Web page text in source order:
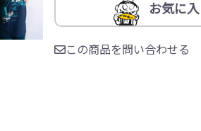
お気に
この商品を問い合わせる